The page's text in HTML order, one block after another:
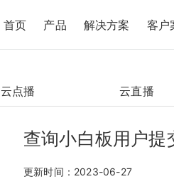
首页 产品 解决方案 客户
云点播 云直播
查询小白板用户提
更新时间：2023-06-27